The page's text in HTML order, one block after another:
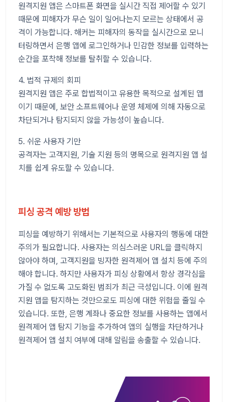
원격지원 앱은 스마트폰 화면을 실시간 직접 제어할 수 있기
때문에 피해자가 무슨 일이 일어나는지 모르는 상태에서 공
격이 가능합니다. 해커는 피해자의 동작을 실시간으로 모니
터링하면서 은행 앱에 로그인하거나 민감한 정보를 입력하는
순간을 포착해 정보를 탈취할 수 있습니다.
4. 법적 규제의 회피
원격지원 앱은 주로 합법적이고 유용한 목적으로 설계된 앱
이기 때문에, 보안 소프트웨어나 운영 체제에 의해 자동으로
차단되거나 탐지되지 않을 가능성이 높습니다.
5. 쉬운 사용자 기만
공격자는 고객지원, 기술 지원 등의 명목으로 원격지원 앱 설
치를 쉽게 유도할 수 있습니다.
피싱 공격 예방 방법
피싱을 예방하기 위해서는 기본적으로 사용자의 행동에 대한
주의가 필요합니다. 사용자는 의심스러운 URL을 클릭하지
않아야 하며, 고객지원을 빙자한 원격제어 앱 설치 등에 주의
해야 합니다. 하지만 사용자가 피싱 상황에서 항상 경각심을
가질 수 없도록 고도화된 범죄가 최근 극성입니다. 이에 원격
지원 앱을 탐지하는 것만으로도 피싱에 대한 위험을 줄일 수
있습니다. 또한, 은행 계좌나 중요한 정보를 사용하는 앱에서
원격제어 앱 탐지 기능을 추가하여 앱의 실행을 차단하거나
원격제어 앱 설치 여부에 대해 알림을 송출할 수 있습니다.